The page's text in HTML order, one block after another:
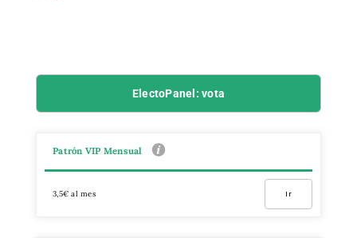
ElectoPanel: vota
Patrón VIP Mensual
3,5€ al mes Ir